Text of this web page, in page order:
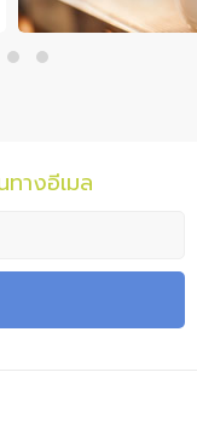
ทางอีเมล